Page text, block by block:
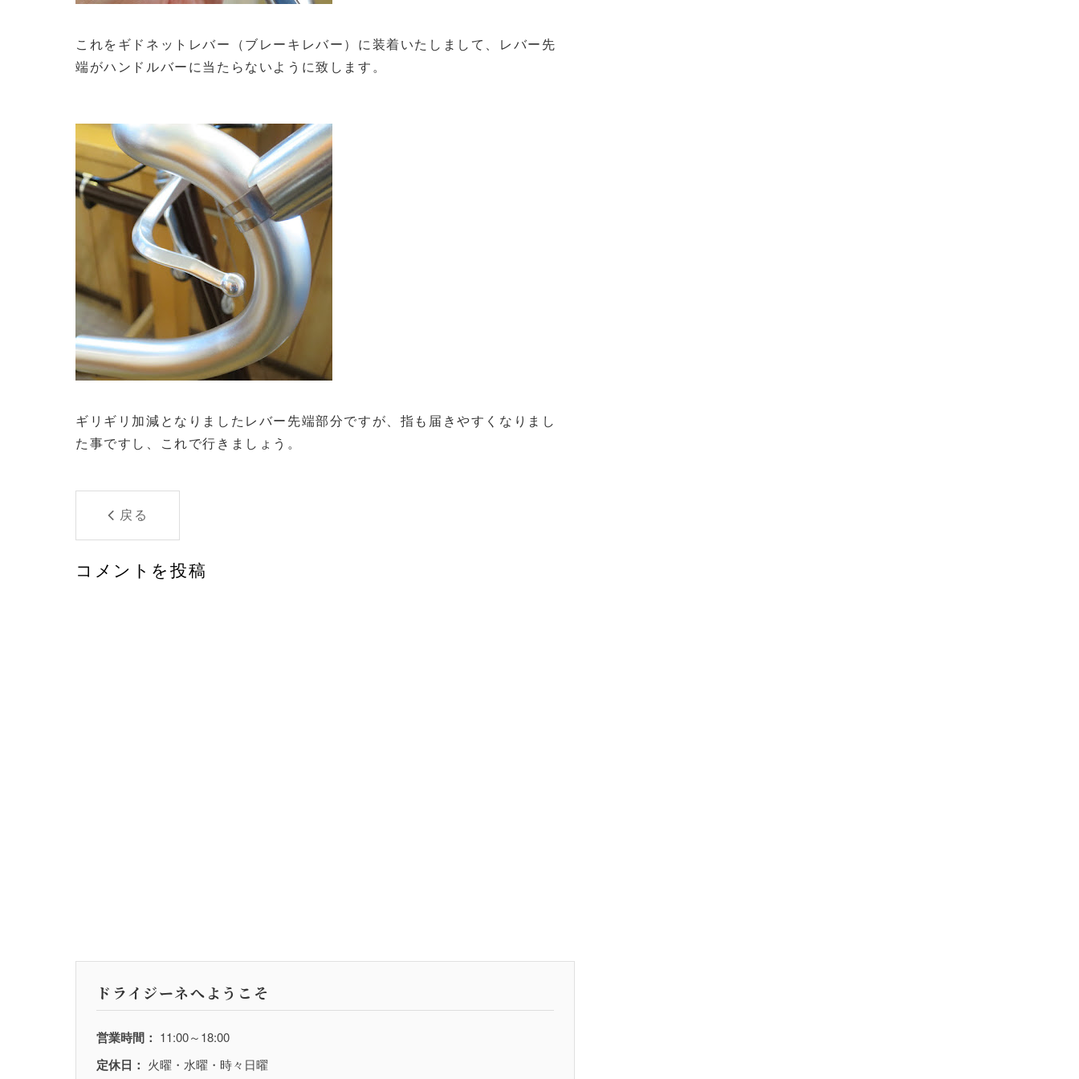
これをギドネットレバー（ブレーキレバー）に装着いたしまして、レバー先
端がハンドルバーに当たらないように致します。
ギリギリ加減となりましたレバー先端部分ですが、指も届きやすくなりまし
た事ですし、これで行きましょう。
戻る
コメントを投稿
ドライジーネへようこそ
営業時間： 11:00～18:00
定休日： 火曜・水曜・時々日曜